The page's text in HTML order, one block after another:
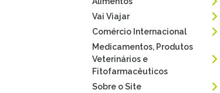
Vai Viajar
Comércio Internacional
Medicamentos, Produtos
Veterinários e
Fitofarmacêuticos
Sobre o Site